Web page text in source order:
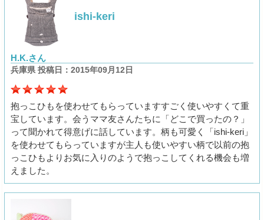
ishi-keri
H.K.さん
兵庫県 投稿日：2015年09月12日
抱っこひもを使わせてもらっていますすごく使いやすくて重
宝しています。会うママ友さんたちに「どこで買ったの？」
って聞かれて得意げに話しています。柄も可愛く「ishi-keri」
を使わせてもらっていますが主人も使いやすい柄で以前の抱
っこひもよりお気に入りのようで抱っこしてくれる機会も増
えました。